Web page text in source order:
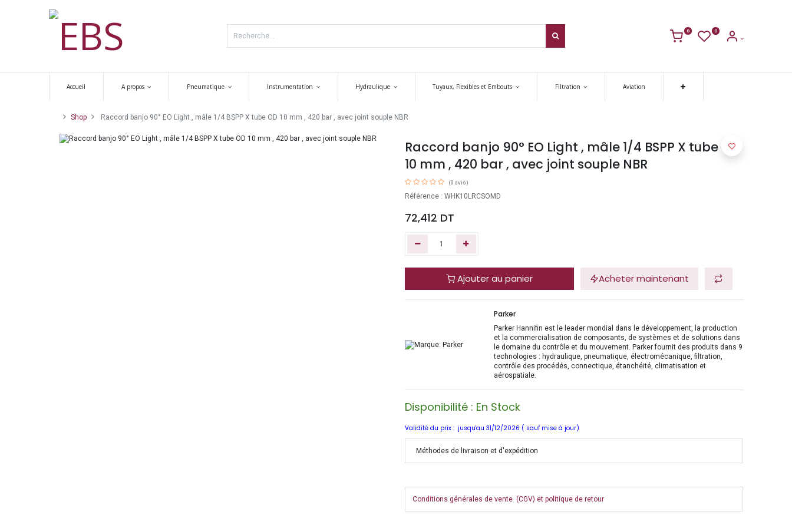
0 0
Accueil A propos Pneumatique Instrumentation Hydraulique Tuyaux, Flexibles et Embouts Filtration Aviation
Shop Raccord banjo 90° EO Light , mâle 1/4 BSPP X tube OD 10 mm , 420 bar , avec joint souple NBR
Raccord banjo 90° EO Light , mâle 1/4 BSPP X tube OD
10 mm , 420 bar , avec joint souple NBR
(0 avis)
Référence : WHK10LRCSOMD
72,412 DT
Ajouter au panier Acheter maintenant
Parker
Parker Hannifin est le leader mondial dans le développement, la production
et la commercialisation de composants, de systèmes et de solutions dans
le domaine du contrôle et du mouvement. Parker fournit des produits dans 9
technologies : hydraulique, pneumatique, électromécanique, filtration,
contrôle des procédés, connectique, étanchéité, climatisation et
aérospatiale.
Disponibilité : En Stock
Validité du prix : jusqu'au 31/12/2026 ( sauf mise à jour)
Méthodes de livraison et d'expédition
Conditions générales de vente (CGV) et politique de retour